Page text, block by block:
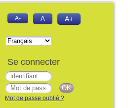
A- A A+
Se connecter
Mot de passe oublié ?